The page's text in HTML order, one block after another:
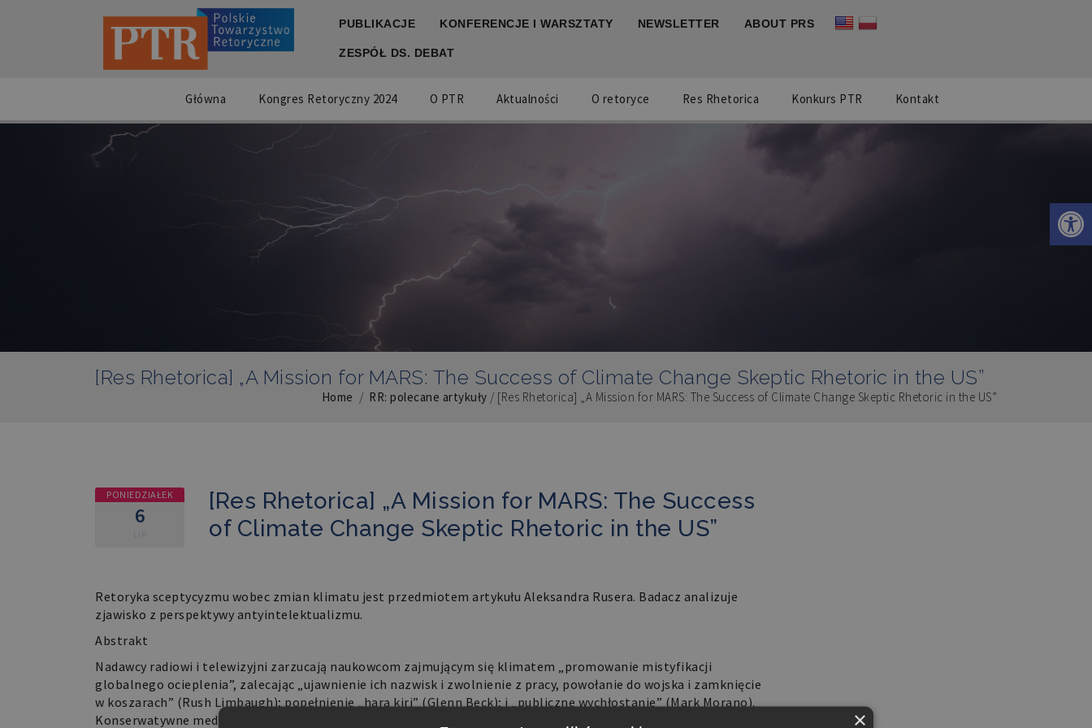
PUBLIKACJE KONFERENCJE I WARSZTATY NEWSLETTER ABOUT PRS
ZESPÓŁ DS. DEBAT
Główna Kongres Retoryczny 2024 O PTR Aktualności O retoryce Res Rhetorica Konkurs PTR Kontakt
[Res Rhetorica] „A Mission for MARS: The Success of Climate Change Skeptic Rhetoric in the US”
Home / RR: polecane artykuły / [Res Rhetorica] „A Mission for MARS: The Success of Climate Change Skeptic Rhetoric in the US”
PONIEDZIAŁEK
6
[Res Rhetorica] „A Mission for MARS: The Success
of Climate Change Skeptic Rhetoric in the US”
Retoryka sceptycyzmu wobec zmian klimatu jest przedmiotem artykułu Aleksandra Rusera. Badacz analizuje
zjawisko z perspektywy antyintelektualizmu.
Abstrakt
Nadawcy radiowi i telewizyjni zarzucają naukowcom zajmującym się klimatem „promowanie mistyfikacji
globalnego ocieplenia”, zalecając „ujawnienie ich nazwisk i zwolnienie z pracy, powołanie do wojska i zamknięcie
w koszarach” (Rush Limbaugh); popełnienie „hara kiri” (Glenn Beck); i „publiczne wychłostanie” (Mark Morano).
Konserwatywne media odgrywają kluczową rolę w promowaniu sceptycyzmu wobec zmian klimatu, którą to
×